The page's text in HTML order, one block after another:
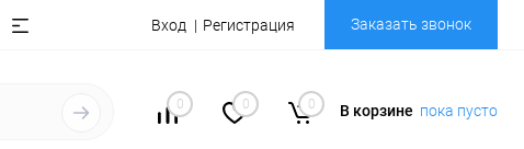
Вход Регистрация Заказать звонок
0 0 0 В корзине пока пусто